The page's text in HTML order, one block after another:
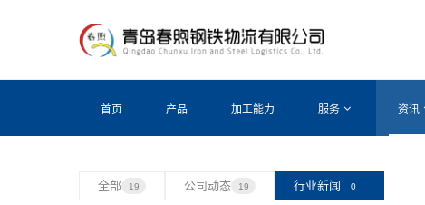
首页 产品 加工能力 服务 资讯
全部 19 公司动态 19 行业新闻 0